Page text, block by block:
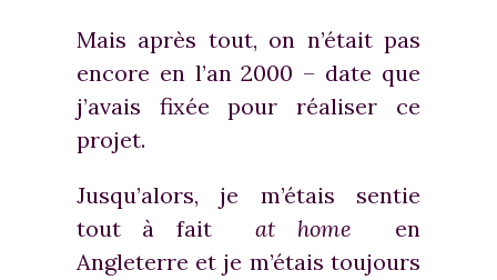
Mais après tout, on n’était pas
encore en l’an 2000 – date que
j’avais fixée pour réaliser ce
projet.
Jusqu’alors, je m’étais sentie
tout à faitat home en
Angleterre et je m’étais toujours